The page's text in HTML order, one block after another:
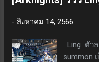
- สิงหาคม 14, 2566
Ling ตัวล
summon